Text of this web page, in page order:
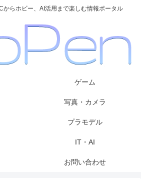
からホビー、AI活用まで楽しむ情報ポータル
ゲーム
写真・カメラ
プラモデル
IT・AI
お問い合わせ